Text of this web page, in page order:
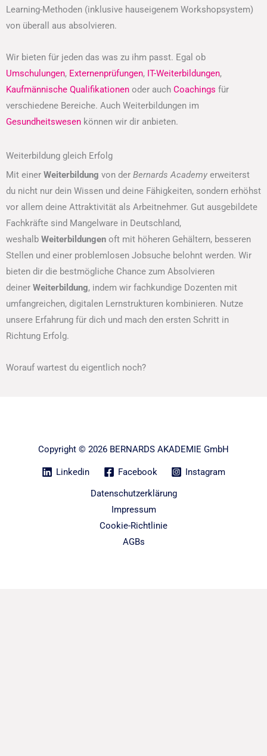
Learning-Methoden (inklusive hauseigenem Workshopsystem)
von überall aus absolvieren.
Wir bieten für jeden das was zu ihm passt. Egal ob
Umschulungen, Externenprüfungen, IT-Weiterbildungen,
Kaufmännische Qualifikationen oder auch Coachings für
verschiedene Bereiche. Auch Weiterbildungen im
Gesundheitswesen können wir dir anbieten.
Weiterbildung gleich Erfolg
Mit einer Weiterbildung von der Bernards Academy erweiterst
du nicht nur dein Wissen und deine Fähigkeiten, sondern erhöhst
vor allem deine Attraktivität als Arbeitnehmer. Gut ausgebildete
Fachkräfte sind Mangelware in Deutschland,
weshalb Weiterbildungen oft mit höheren Gehältern, besseren
Stellen und einer problemlosen Jobsuche belohnt werden. Wir
bieten dir die bestmögliche Chance zum Absolvieren
deiner Weiterbildung, indem wir fachkundige Dozenten mit
umfangreichen, digitalen Lernstrukturen kombinieren. Nutze
unsere Erfahrung für dich und mach den ersten Schritt in
Richtung Erfolg.
Worauf wartest du eigentlich noch?
Copyright © 2026 BERNARDS AKADEMIE GmbH
Linkedin Facebook
Instagram
Datenschutzerklärung
Impressum
Cookie-Richtlinie
AGBs